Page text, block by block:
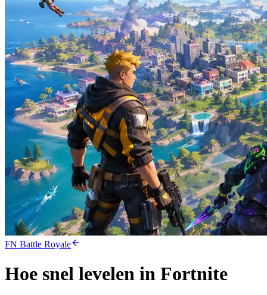
FN Battle Royale
Hoe snel levelen in Fortnite